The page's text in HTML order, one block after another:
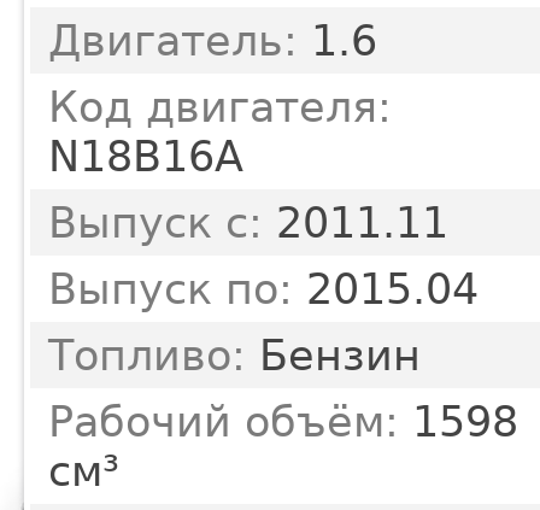
Двигатель: 1.6
Код двигателя:
N18B16A
Выпуск с: 2011.11
Выпуск по: 2015.04
Топливо: Бензин
Рабочий объём: 1598
см³